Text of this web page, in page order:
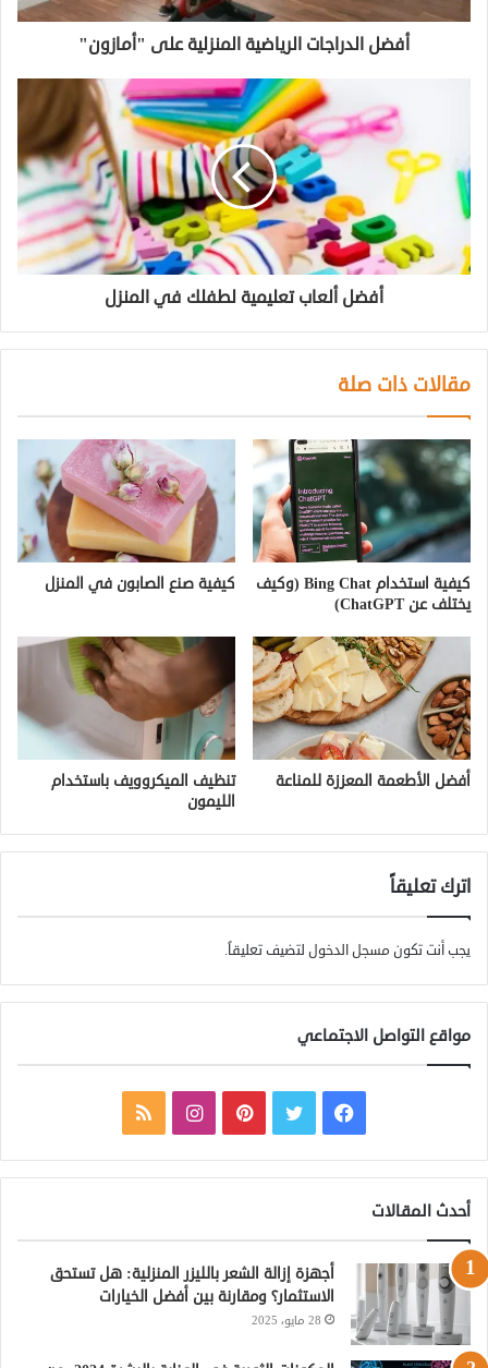
أفضل الدراجات الرياضية المنزلية على "أمازون"
أفضل ألعاب تعليمية لطفلك في المنزل
مقالات ذات صلة
كيفية استخدام Bing Chat (وكيف
يختلف عن ChatGPT)
كيفية صنع الصابون في المنزل
أفضل الأطعمة المعززة للمناعة
تنظيف الميكروويف باستخدام
الليمون
اترك تعليقاً
يجب أنت تكون مسجل الدخول لتضيف تعليقاً.
مواقع التواصل الاجتماعي
ي
ب
و
ك
و
ت
ر
ي
ت
ي
ن
ت
ق
ل
ص
ا
أحدث المقالات
أجهزة إزالة الشعر بالليزر المنزلية: هل تستحق
الاستثمار؟ ومقارنة بين أفضل الخيارات
28 مايو، 2025